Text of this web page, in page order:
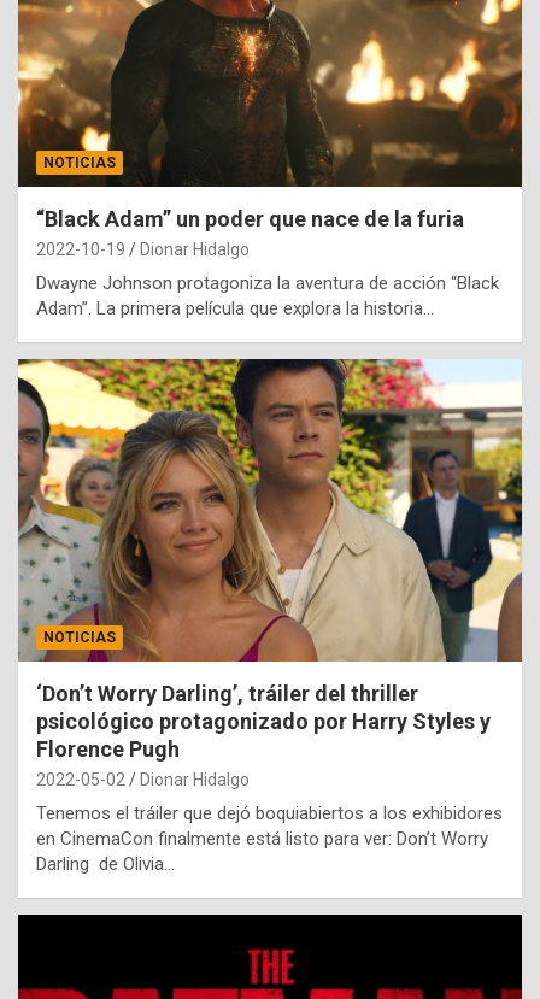
NOTICIAS
“Black Adam” un poder que nace de la furia
2022-10-19 Dionar Hidalgo
Dwayne Johnson protagoniza la aventura de acción “Black
Adam”. La primera película que explora la historia…
NOTICIAS
‘Don’t Worry Darling’, tráiler del thriller
psicológico protagonizado por Harry Styles y
Florence Pugh
2022-05-02 Dionar Hidalgo
Tenemos el tráiler que dejó boquiabiertos a los exhibidores
en CinemaCon finalmente está listo para ver: Don’t Worry
Darling de Olivia…